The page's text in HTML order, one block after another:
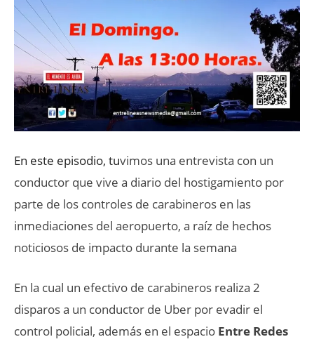
En este episodio, tuvimos una entrevista con un
conductor que vive a diario del hostigamiento por
parte de los controles de carabineros en las
inmediaciones del aeropuerto, a raíz de hechos
noticiosos de impacto durante la semana
En la cual un efectivo de carabineros realiza 2
disparos a un conductor de Uber por evadir el
control policial, además en el espacio Entre Redes